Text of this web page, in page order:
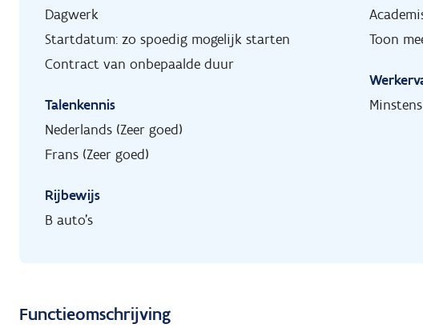
Dagwerk
Startdatum: zo spoedig mogelijk starten
Contract van onbepaalde duur
Talenkennis
Nederlands (Zeer goed)
Frans (Zeer goed)
Rijbewijs
B auto's
Toon
Functieomschrijving